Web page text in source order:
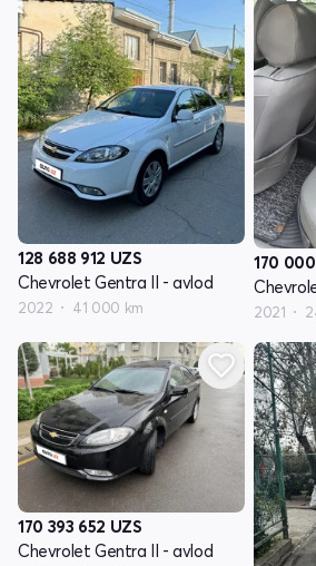
128 688 912 UZS
Chevrolet Gentra II - avlod
2022 41 000 km
170
2021
170 393 652 UZS
Chevrolet Gentra II - avlod